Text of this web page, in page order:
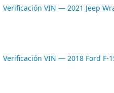
Verificación VIN — 2021 Jeep
Verificación VIN — 2018 Ford F-